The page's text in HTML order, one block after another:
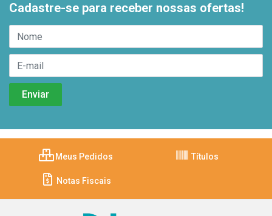
Cadastre-se para receber nossas ofertas!
Meus Pedidos Títulos
Notas Fiscais